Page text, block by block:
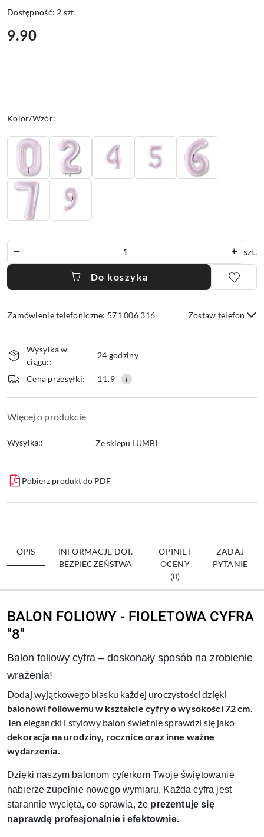
Dostępność: 2 szt.
cena:
9.90
Wariant
Kolor/Wzór:
szt.
Do koszyka
Zamówienie telefoniczne: 571 006 316 Zostaw telefon
Dostępność
i
dostawa
Wysyłka w
ciągu::
24 godziny
Cena przesyłki: 11.9
Więcej o produkcie
Wysyłka:: Ze sklepu LUMBI
Pobierz produkt do PDF
OPIS
INFORMACJE DOT.
BEZPIECZEŃSTWA
OPINIE I
OCENY
(0)
ZADAJ
PYTANIE
BALON FOLIOWY - FIOLETOWA CYFRA
"8"
Balon foliowy cyfra – doskonały sposób na zrobienie
wrażenia!
Dodaj wyjątkowego blasku każdej uroczystości dzięki
balonowi foliowemu w kształcie cyfry o wysokości 72 cm
Ten elegancki i stylowy balon świetnie sprawdzi się jako
dekoracja na urodziny, rocznice oraz inne ważne
wydarzenia.
Dzięki naszym balonom cyferkom Twoje świętowanie
nabierze zupełnie nowego wymiaru. Każda cyfra jest
starannie wycięta, co sprawia, że prezentuje się
naprawdę profesjonalnie i efektownie.